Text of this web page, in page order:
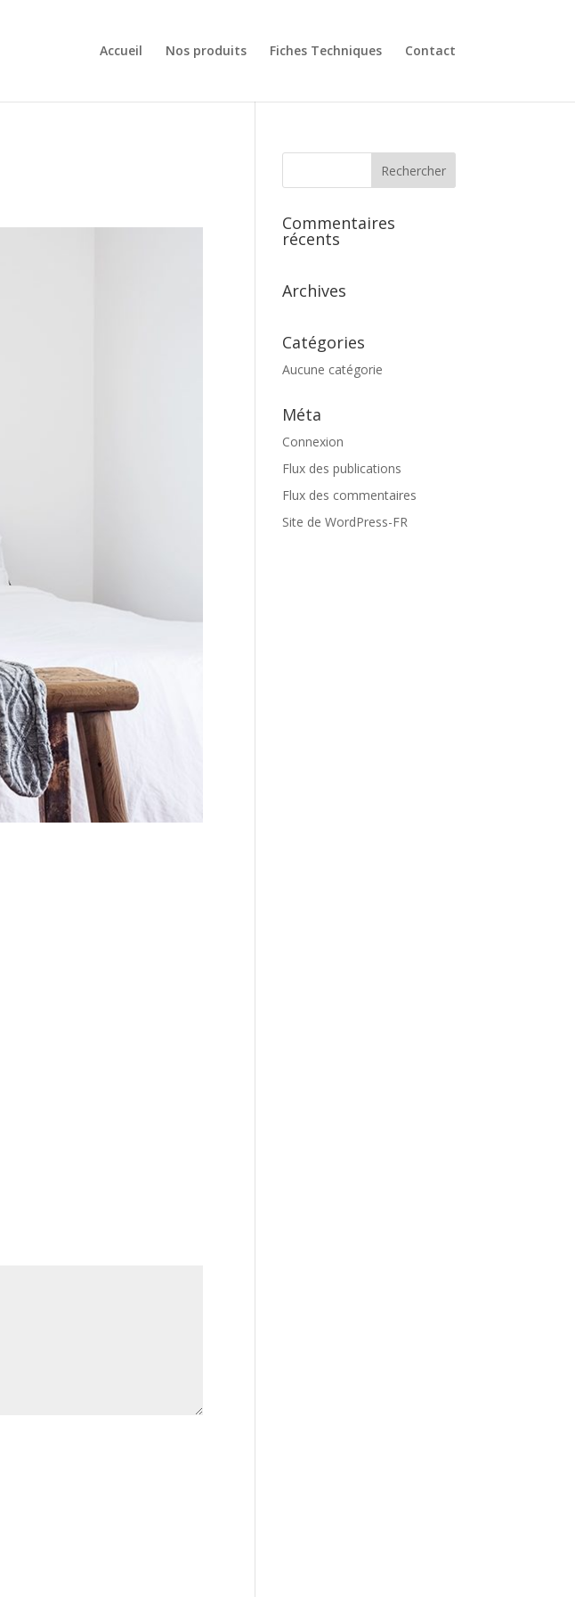
Accueil Nos produits Fiches Techniques Contact
Commentaires
récents
Archives
Catégories
Aucune catégorie
Méta
Connexion
Flux des publications
Flux des commentaires
Site de WordPress-FR